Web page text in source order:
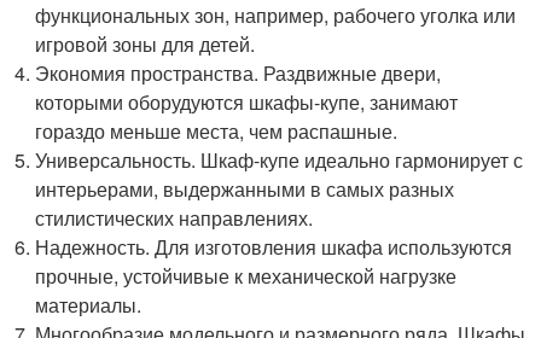
функциональных зон, например, рабочего уголка или
игровой зоны для детей.
Экономия пространства. Раздвижные двери,
которыми оборудуются шкафы-купе, занимают
гораздо меньше места, чем распашные.
Универсальность. Шкаф-купе идеально гармонирует с
интерьерами, выдержанными в самых разных
стилистических направлениях.
Надежность. Для изготовления шкафа используются
прочные, устойчивые к механической нагрузке
материалы.